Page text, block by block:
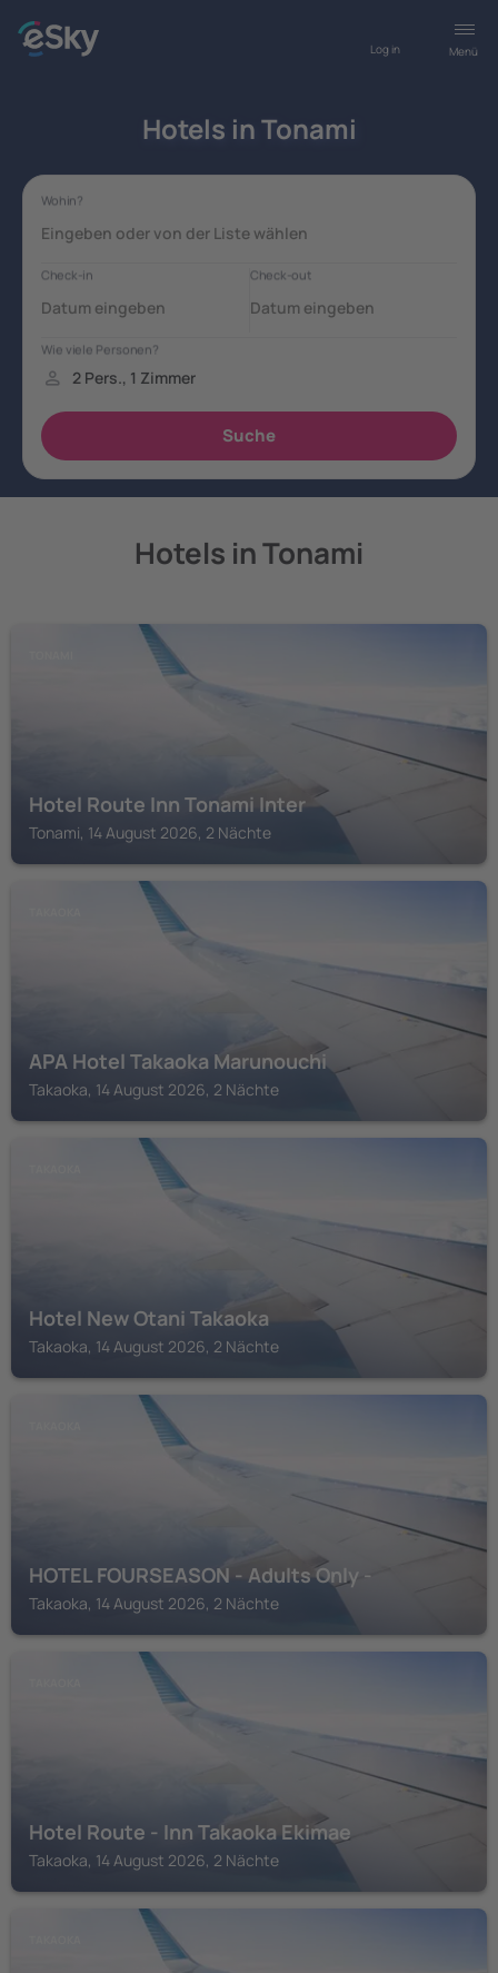
Menü
Log in
Hotels in Tonami
Hotels in Tonami
Hotel Route Inn Tonami Inter
Tonami, 14 August 2026, 2 Nächte
APA Hotel Takaoka Marunouchi
Takaoka, 14 August 2026, 2 Nächte
Hotel New Otani Takaoka
Takaoka, 14 August 2026, 2 Nächte
HOTEL FOURSEASON - Adults Only -
Takaoka, 14 August 2026, 2 Nächte
Hotel Route - Inn Takaoka Ekimae
Takaoka, 14 August 2026, 2 Nächte